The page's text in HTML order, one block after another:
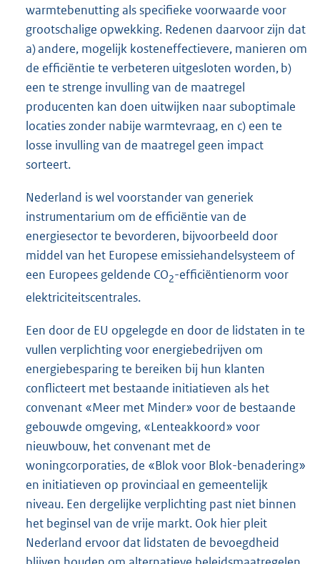
warmtebenutting als specifieke voorwaarde voor
grootschalige opwekking. Redenen daarvoor zijn dat
a) andere, mogelijk kosteneffectievere, manieren om
de efficiëntie te verbeteren uitgesloten worden, b)
een te strenge invulling van de maatregel
producenten kan doen uitwijken naar suboptimale
locaties zonder nabije warmtevraag, en c) een te
losse invulling van de maatregel geen impact
sorteert.
Nederland is wel voorstander van generiek
instrumentarium om de efficiëntie van de
energiesector te bevorderen, bijvoorbeeld door
middel van het Europese emissiehandelsysteem of
een Europees geldende CO2-efficiëntienorm voor
elektriciteitscentrales.
Een door de EU opgelegde en door de lidstaten in te
vullen verplichting voor energiebedrijven om
energiebesparing te bereiken bij hun klanten
conflicteert met bestaande initiatieven als het
convenant «Meer met Minder» voor de bestaande
gebouwde omgeving, «Lenteakkoord» voor
nieuwbouw, het convenant met de
woningcorporaties, de «Blok voor Blok-benadering»
en initiatieven op provinciaal en gemeentelijk
niveau. Een dergelijke verplichting past niet binnen
het beginsel van de vrije markt. Ook hier pleit
Nederland ervoor dat lidstaten de bevoegdheid